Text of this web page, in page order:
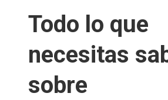
Todo lo que
necesitas
sobre